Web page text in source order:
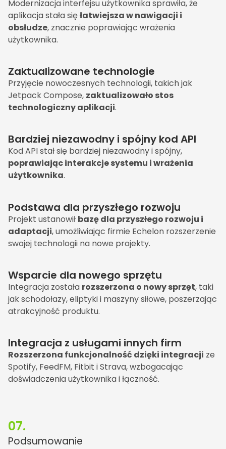
Modernizacja interfejsu użytkownika sprawiła, że
aplikacja stała sięłatwiejsza w nawigacji i
obsłudze, znacznie poprawiając wrażenia
użytkownika.
Zaktualizowane technologie
Przyjęcie nowoczesnych technologii, takich jak
Jetpack Compose, zaktualizowało stos
technologiczny aplikacji.
Bardziej niezawodny i spójny kod API
Kod API stał się bardziej niezawodny i spójny,
poprawiając interakcje systemu i wrażenia
użytkownika.
Podstawa dla przyszłego rozwoju
Projekt ustanowił bazę dla przyszłego rozwoju i
adaptacji, umożliwiając firmie Echelon rozszerzenie
swojej technologii na nowe projekty.
Wsparcie dla nowego sprzętu
Integracja została rozszerzona o nowy sprzęt, taki
jak schodołazy, eliptyki i maszyny siłowe, poszerzając
atrakcyjność produktu.
Integracja z usługami innych firm
Rozszerzona funkcjonalność dzięki integracji ze
Spotify, FeedFM, Fitbit i Strava, wzbogacając
doświadczenia użytkownika i łączność.
07.
Podsumowanie